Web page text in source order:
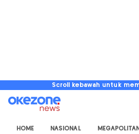
Scroll kebawah untuk
HOME NASIONAL MEGAPOLITAN